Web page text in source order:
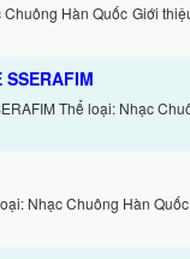
Hàn Quốc Giới
Thể loại: Nhạc
Nhạc Chuông Hàn